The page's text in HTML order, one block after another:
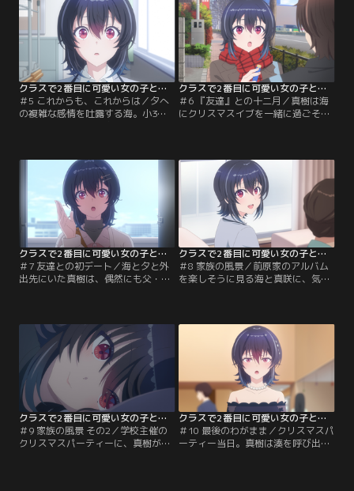
る海。そして別の日、真樹の家でい
つも通り遊ぶ海と真樹だが、漫画に
熱中するあまりそのまま寝落ちして
しまう。夜遅くに帰宅した真樹の
母・真咲が気づき…。
いてその場は収まりを見せる。しか
し、実際には海は外れを引いてお
り、その場を収拾させるために嘘を
ついていたのだった。
クラスで2番目に可愛い女の子と友だちになった 第05話
＃5 これからも、これからは／夕へ
の複雑な感情を吐露する海。小3の
友”としてしか周りから見られなく
なっていったこと、その立場に嫉妬
した友達から仲間外れにされたこ
と……。海が抱える想いを初めて知
ってショックを受ける夕。
クラスで2番目に可愛い女の子と友だちになった 第06話
＃6 『友達』との十二月／真樹は海
にクリスマスイブを一緒に過ごそう
ティーがあり、海は夕たちと参加を
申し込んでいたが、真樹は申し込ん
でいなかったのだ。結局、パーティ
ー後に2人でクリスマス会をする約
束をするが、なりゆきで夕も参加す
ることになる。
クラスで2番目に可愛い女の子と友だちになった 第07話
＃7 友達との初デート／海と夕と外
出先にいた真樹は、偶然にも父・樹
と夕と焼き肉店に行っても上の空。
翌日、海と真樹はデートで映画館に
行くが、海は映画が退屈で開始早々
眠ってしまい、デートであっても恋
愛映画を観るのではなく…。
クラスで2番目に可愛い女の子と友だちになった 第08話
＃8 家族の風景／前原家のアルバム
を楽しそうに見る海と真咲に、気恥
る。放課後、真樹、海、夕、望の4
人はテスト勉強をするために真樹の
家に集まる。夕に優しく勉強を教え
る真樹の姿に嫉妬と不安な気持ちを
覚え、夕や望の目があるにもかかわ
らず真樹といちゃつく海。
クラスで2番目に可愛い女の子と友だちになった 第09話
＃9 家族の風景 その2／学校主催の
クリスマスパーティーに、真樹が今
クラスで2番目に可愛い女の子と友だちになった 第10話
＃10 最後のわがまま／クリスマスパ
ーティー当日。真樹は湊を呼び出し